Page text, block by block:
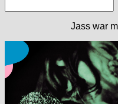
Jass war